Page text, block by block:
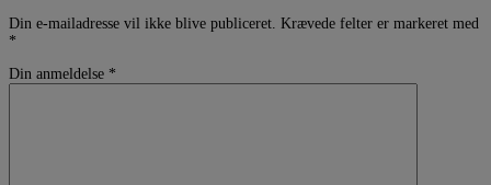
Din e-mailadresse vil ikke blive publiceret. Krævede felter er markeret med
*
Din anmeldelse *